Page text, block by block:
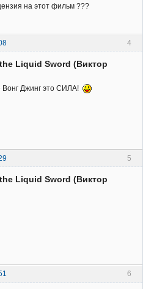
на этот фильм ???
4
Liquid Sword (Виктор
Вонг Джинг это СИЛА!
5
Liquid Sword (Виктор
6